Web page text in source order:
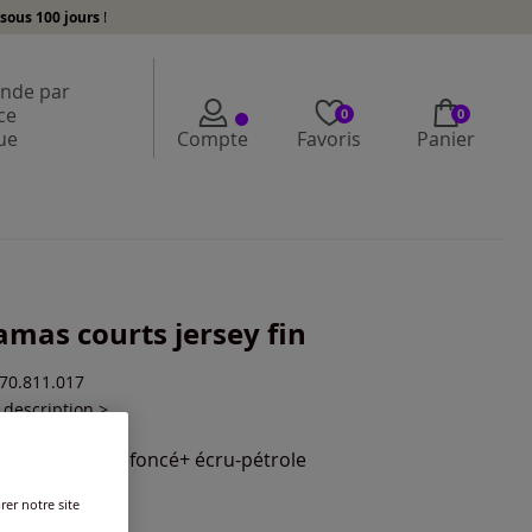
sous 100 jours !
par
Compte
0
Favoris
0
Panier
courts jersey fin
description >
écru-bleu foncé+ écru-pétrole
notre site